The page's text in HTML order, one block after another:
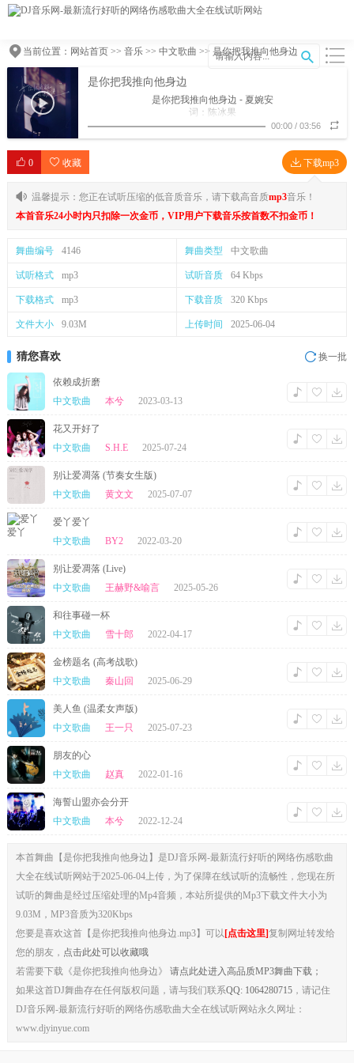
当前位置： 网站首页>> 音乐>> 中文歌曲 >> 是你把我推向他身边
是你把我推向他身边
是你把我推向他身边 - 夏婉安
词：陈冰果
曲：戴盡欢
策划：王泽宇@晟宝文化
很难分辨 你和他之间 心动的界限
如何明确 最后的选择 幸福会完全
他的 行动直接
而我 还在拒绝
可能是 爱情的剧情 顽强又狗血
爱你更多一些
不该 对炙热的 只剩下抱歉
原来 你的爱恋
只想靓丽光线 顺遂又安全
很难分辨 你和他之间 心动的界限
可能是 爱情的剧情 顽强又狗血
他就像 一团火焰
柔软的 即使再退却 也无法隔绝
原来 你的爱恋
是你 无心把我 推向他身边
这场理性感性 纠结的对决
你还想 隔岸观火
不费吹灰之力 赢下这一切
原来 你的爱恋
只想靓丽光线 顺遂又安全
00:00 /03:56
0 收藏 下载mp3
温馨提示：您正在试听压缩的低音质音乐，请下载高音质mp3音乐！
本首音乐24小时内只扣除一次金币，VIP用户下载音乐按首数不扣金币！
舞曲编号 4146 舞曲类型 中文歌曲
试听格式 mp3 试听音质 64 Kbps
下载格式 mp3 下载音质 320 Kbps
文件大小 9.03M 上传时间 2025-06-04
猜您喜欢 换一批
依赖成折磨
中文歌曲
本兮 2023-03-13
花又开好了
中文歌曲
S.H.E 2025-07-24
别让爱凋落 (节奏女生版)
中文歌曲
黄文文 2025-07-07
爱丫爱丫
中文歌曲
BY2 2022-03-20
别让爱凋落 (Live)
中文歌曲
王赫野&喻言 2025-05-26
和往事碰一杯
中文歌曲
雪十郎 2022-04-17
金榜题名 (高考战歌)
中文歌曲
秦山回 2025-06-29
美人鱼 (温柔女声版)
中文歌曲
王一只 2025-07-23
朋友的心
中文歌曲
赵真 2022-01-16
海誓山盟亦会分开
中文歌曲
本兮 2022-12-24
本首舞曲【是你把我推向他身边】是DJ音乐网-最新流行好听的网络伤感歌曲
大全在线试听网站于2025-06-04上传，为了保障在线试听的流畅性，您现在所
试听的舞曲是经过压缩处理的Mp4音频，本站所提供的Mp3下载文件大小为
9.03M，MP3音质为320Kbps
您要是喜欢这首【是你把我推向他身边.mp3】可以 [点击这里]复制网址转发给
您的朋友， 点击此处可以收藏哦
若需要下载《是你把我推向他身边》 请点此处进入高品质MP3舞曲下载；
如果这首DJ舞曲存在任何版权问题，请与我们联系QQ: 1064280715，请记住
DJ音乐网-最新流行好听的网络伤感歌曲大全在线试听网站永久网址：
www.djyinyue.com